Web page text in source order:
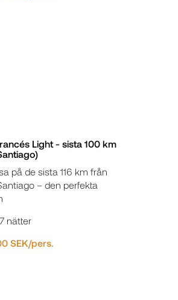
Light - sista 100 km
på de sista 116 km från
– den perfekta
nätter
SEK/pers.